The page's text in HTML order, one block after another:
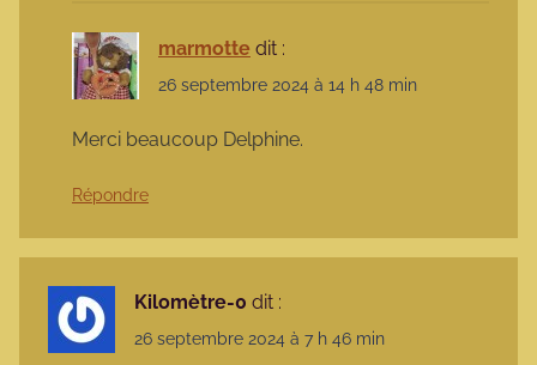
marmotte dit :
26 septembre 2024 à 14 h 48 min
Merci beaucoup Delphine.
Répondre
Kilomètre-0 dit :
26 septembre 2024 à 7 h 46 min